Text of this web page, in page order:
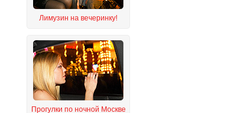
Лимузин на вечеринку!
Прогулки по ночной Москве